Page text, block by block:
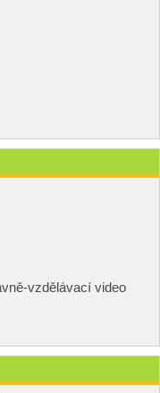
vzdělávací video